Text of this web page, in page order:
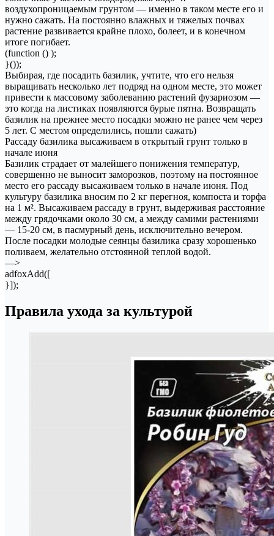
воздухопроницаемым грунтом — именно в таком месте его и
нужно сажать. На постоянно влажных и тяжелых почвах
растение развивается крайне плохо, болеет, и в конечном
итоге погибает.
(function () );
}());
Выбирая, где посадить базилик, учтите, что его нельзя
выращивать несколько лет подряд на одном месте, это может
привести к массовому заболеванию растений фузариозом —
это когда на листиках появляются бурые пятна. Возвращать
базилик на прежнее место посадки можно не ранее чем через
5 лет. С местом определились, пошли сажать)
Рассаду базилика высаживаем в открытый грунт только в
начале июня
Базилик страдает от малейшего понижения температур,
совершенно не выносит заморозков, поэтому на постоянное
место его рассаду высаживаем только в начале июня. Под
культуру базилика вносим по 2 кг перегноя, компоста и торфа
на 1 м². Высаживаем рассаду в грунт, выдерживая расстояние
между грядочками около 30 см, а между самими растениями
— 15-20 см, в пасмурный день, исключительно вечером.
После посадки молодые сеянцы базилика сразу хорошенько
поливаем, желательно отстоянной теплой водой.
—>
adfoxAdd([
}]);
Правила ухода за культурой